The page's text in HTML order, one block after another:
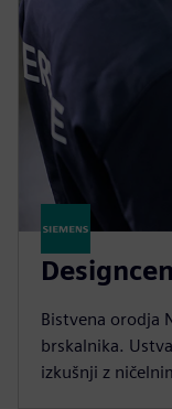
Bistvena orodja
brskalnika.
izkušnji z